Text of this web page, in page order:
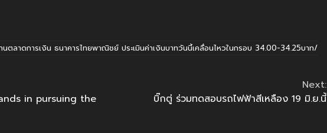
นตลาดการเงิน ธนาคารไทยพาณิชย์ ประเมินค่าเงินบาทวันนี้เคลื่อนไหวในกรอบ 34.00-34.25บาท/
in pursuing the
Next:
บิ๊กตู่ ร่วมทดสอบรถไฟฟ้าสีเหลือง 19 มิ.ย.นี้